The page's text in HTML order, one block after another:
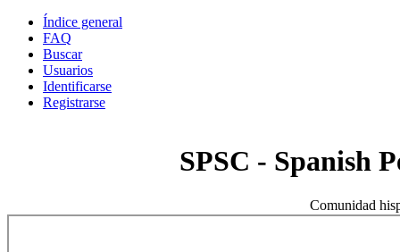
Índice general
FAQ
Buscar
Usuarios
Identificarse
Registrarse
SPSC - Spanish
Comunidad